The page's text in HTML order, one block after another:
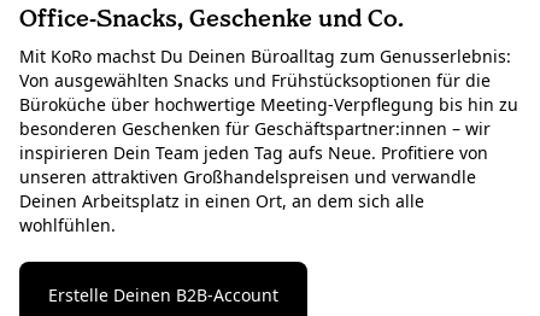
Office-Snacks, Geschenke und Co.
Mit KoRo machst Du Deinen Büroalltag zum Genusserlebnis:
Von ausgewählten Snacks und Frühstücksoptionen für die
Büroküche über hochwertige Meeting-Verpflegung bis hin zu
besonderen Geschenken für Geschäftspartner:innen – wir
inspirieren Dein Team jeden Tag aufs Neue. Profitiere von
unseren attraktiven Großhandelspreisen und verwandle
Deinen Arbeitsplatz in einen Ort, an dem sich alle
wohlfühlen.
Erstelle Deinen B2B-Account